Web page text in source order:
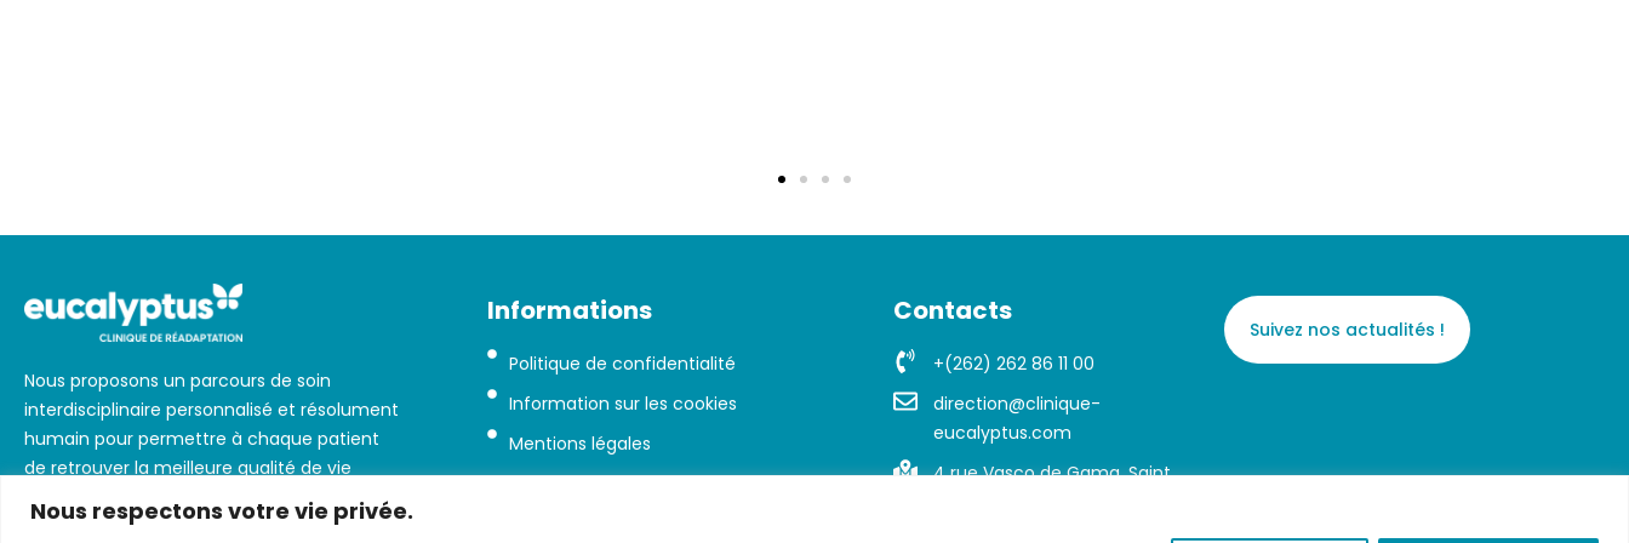
Nous respectons votre vie privée.
Nous proposons un parcours de soin
interdisciplinaire personnalisé et résolument
humain pour permettre à chaque patient
de retrouver la meilleure qualité de vie
Informations
Politique de confidentialité
Information sur les cookies
Mentions légales
Contacts
+(262) 262 86 11 00
direction@clinique-
eucalyptus.com
4 rue Vasco de Gama, Saint
Suivez nos actualités !